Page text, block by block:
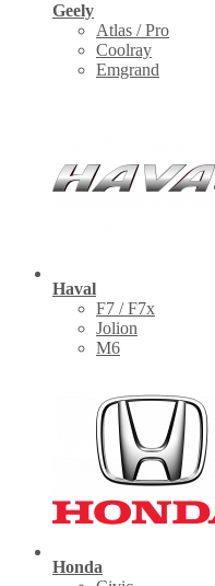
Geely
Atlas / Pro
Coolray
Emgrand
Haval
F7 / F7x
Jolion
M6
Honda